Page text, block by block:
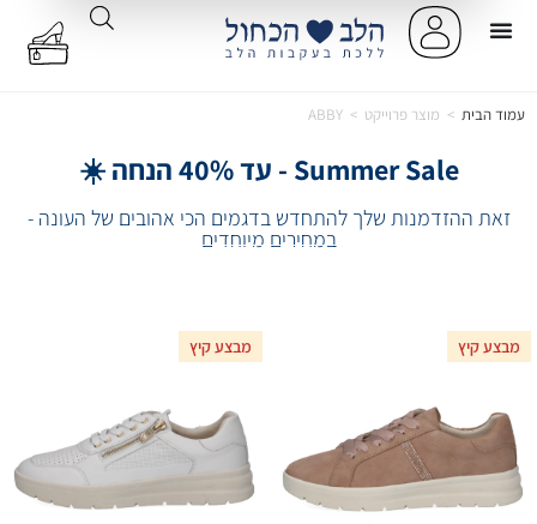
עמוד הבית > מוצר פרוייקט >
ABBY
Summer Sale - עד 40% הנחה ☀️
זאת ההזדמנות שלך להתחדש בדגמים הכי אהובים של העונה -
במחירים מיוחדים
מבצע קיץ מבצע קיץ